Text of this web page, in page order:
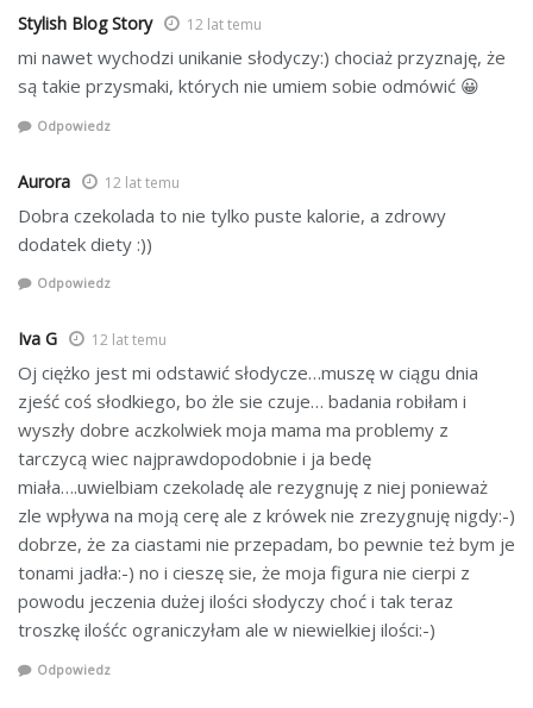
Stylish Blog Story 12 lat temu
mi nawet wychodzi unikanie słodyczy:) chociaż przyznaję, że
są takie przysmaki, których nie umiem sobie odmówić 😀
Odpowiedz
Aurora 12 lat temu
Dobra czekolada to nie tylko puste kalorie, a zdrowy
dodatek diety :))
Odpowiedz
Iva G 12 lat temu
Oj ciężko jest mi odstawić słodycze…muszę w ciągu dnia
zjeść coś słodkiego, bo żle sie czuje… badania robiłam i
wyszły dobre aczkolwiek moja mama ma problemy z
tarczycą wiec najprawdopodobnie i ja bedę
miała….uwielbiam czekoladę ale rezygnuję z niej ponieważ
zle wpływa na moją cerę ale z krówek nie zrezygnuję nigdy:-)
dobrze, że za ciastami nie przepadam, bo pewnie też bym je
tonami jadła:-) no i cieszę sie, że moja figura nie cierpi z
powodu jeczenia dużej ilości słodyczy choć i tak teraz
troszkę ilośćc ograniczyłam ale w niewielkiej ilości:-)
Odpowiedz